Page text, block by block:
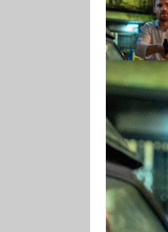
Fanoušci